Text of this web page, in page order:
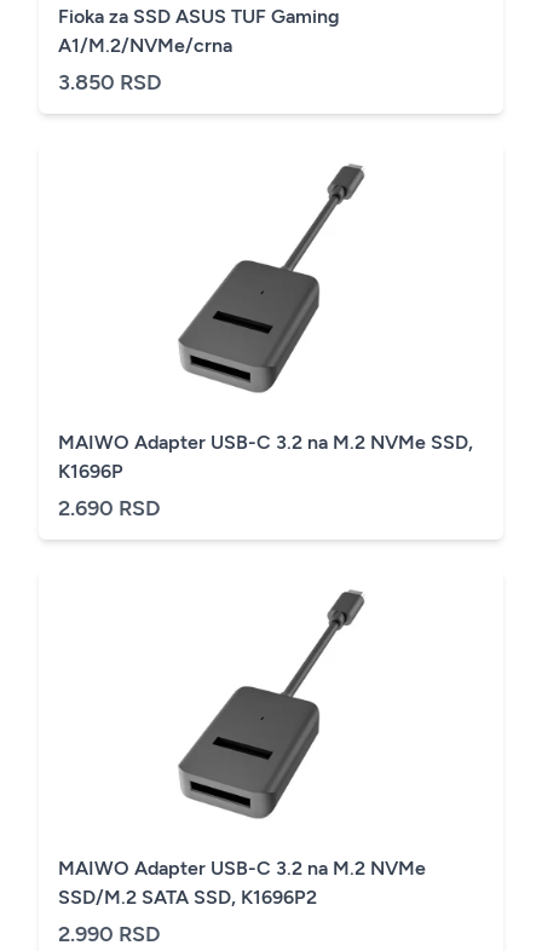
Fioka za SSD ASUS TUF Gaming
A1/M.2/NVMe/crna
3.850 RSD
MAIWO Adapter USB-C 3.2 na M.2 NVMe SSD,
K1696P
2.690 RSD
MAIWO Adapter USB-C 3.2 na M.2 NVMe
SSD/M.2 SATA SSD, K1696P2
2.990 RSD